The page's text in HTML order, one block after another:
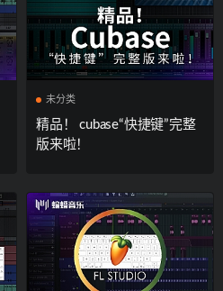
未分类
精品！ cubase“快捷键”完整
版来啦！